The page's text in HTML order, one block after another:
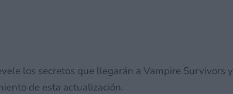
los secretos que llegarán a Vampire Survivors y
de esta actualización.